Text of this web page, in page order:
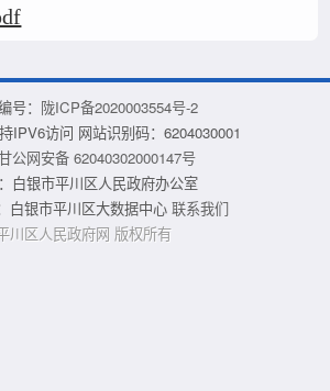
号： 陇ICP备2020003554号-2
IPV6访问 网站识别码：6204030001
公网安备 62040302000147号
白银市平川区人民政府办公室
白银市平川区大数据中心 联系我们
川区人民政府网 版权所有